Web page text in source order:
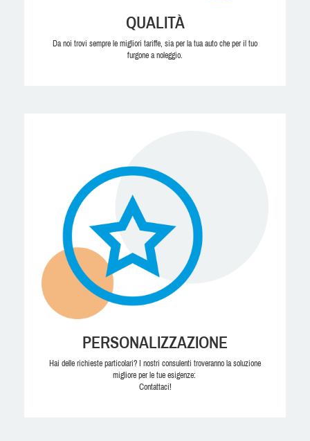
QUALITÀ
Da noi trovi sempre le migliori tariffe, sia per la tua auto che per il tuo
furgone a noleggio.
PERSONALIZZAZIONE
Hai delle richieste particolari? I nostri consulenti troveranno la soluzione
migliore per le tue esigenze:
Contattaci!